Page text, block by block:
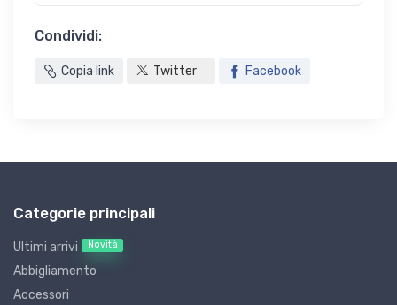
Condividi:
Copia link Twitter Facebook
Categorie principali
Ultimi arrivi Novità
Abbigliamento
Accessori